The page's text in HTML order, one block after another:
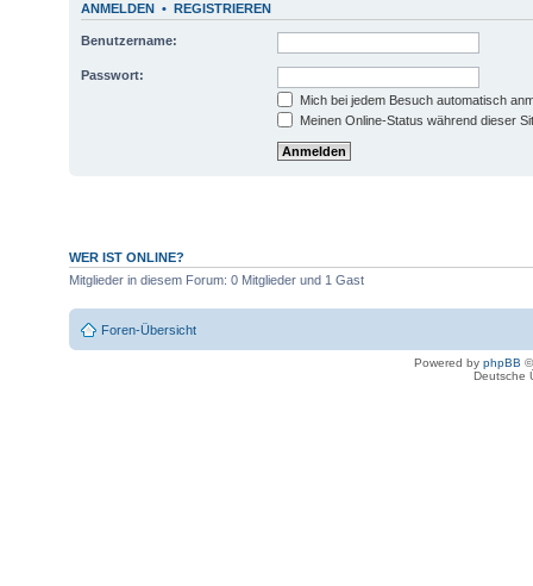
ANMELDEN • REGISTRIEREN
Benutzername:
Passwort:
Mich bei jedem Besuch automatisch
Meinen Online-Status während dieser
WER IST ONLINE?
Mitglieder in diesem Forum: 0 Mitglieder und 1 Gast
Foren-Übersicht
Powered by phpBB
Deutsche